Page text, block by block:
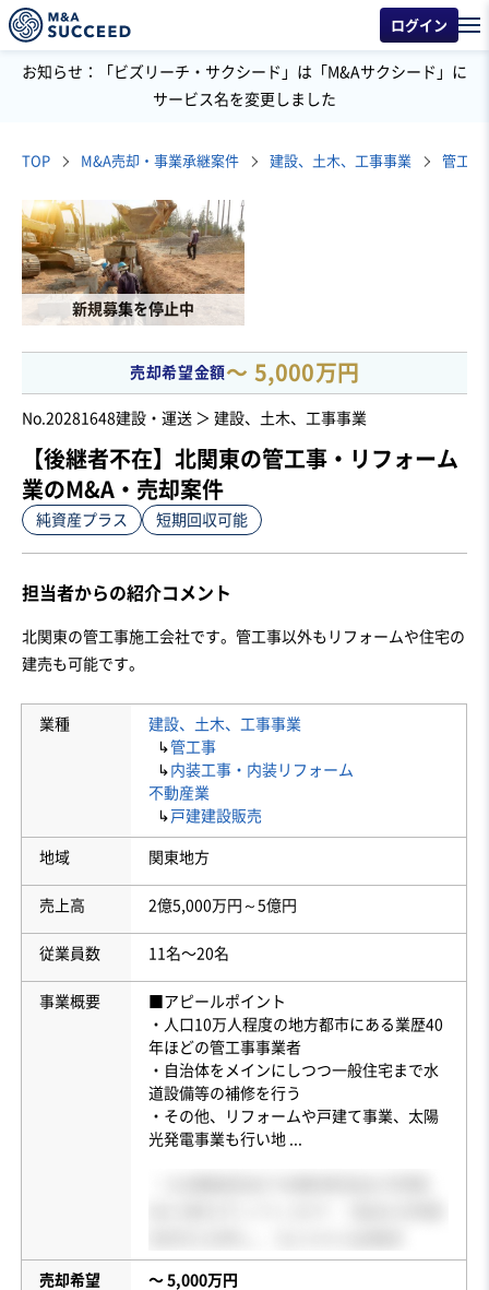
ログイン
お知らせ：「ビズリーチ・サクシード」は「M&Aサクシード」に
サービス名を変更しました
TOP M&A売却・事業承継案件 建設、土木、工事事業 管工事
新規募集を停止中
売却希望金額〜 5,000万円
No.20281648建設・運送 ＞ 建設、土木、工事事業
【後継者不在】北関東の管工事・リフォーム
業のM&A・売却案件
純資産プラス 短期回収可能
担当者からの紹介コメント
北関東の管工事施工会社です。管工事以外もリフォームや住宅の
建売も可能です。
業種
建設、土木、工事事業
↳管工事
↳ 内装工事・内装リフォーム
不動産業
↳ 戸建建設販売
地域 関東地方
売上高 2億5,000万円～5億円
従業員数 11名〜20名
事業概要
■アピールポイント
・人口10万人程度の地方都市にある業歴40
年ほどの管工事事業者
・自治体をメインにしつつ一般住宅まで水
道設備等の補修を行う
・その他、リフォームや戸建て事業、太陽
光発電事業も行い地
売却希望
〜 5,000万円